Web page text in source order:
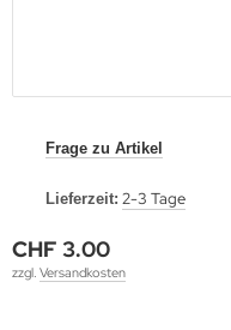
Frage zu Artikel
Lieferzeit: 2-3 Tage
CHF 3.00
zzgl. Versandkosten